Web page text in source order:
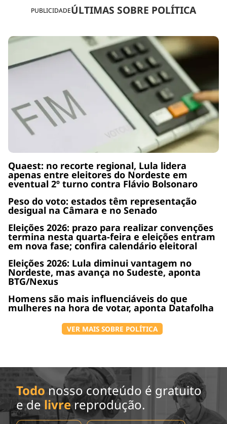
PUBLICIDADEÚLTIMAS SOBRE POLÍTICA
Quaest: no recorte regional, Lula lidera
apenas entre eleitores do Nordeste em
eventual 2º turno contra Flávio Bolsonaro
Peso do voto: estados têm representação
desigual na Câmara e no Senado
Eleições 2026: prazo para realizar convenções
termina nesta quarta-feira e eleições entram
em nova fase; confira calendário eleitoral
Eleições 2026: Lula diminui vantagem no
Nordeste, mas avança no Sudeste, aponta
BTG/Nexus
Homens são mais influenciáveis do que
mulheres na hora de votar, aponta Datafolha
VER MAIS SOBRE POLÍTICA
Todo nosso conteúdo é gratuito
e de livrereprodução.